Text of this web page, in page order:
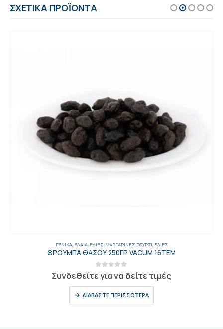
ΣΧΕΤΙΚΆ ΠΡΟΪΌΝΤΑ
ΓΕΝΙΚΑ, ΈΛΑΙΑ-ΕΛΙΈΣ-ΜΑΡΓΑΡΊΝΕΣ-ΤΟΥΡΣΊ, ΕΛΙΈΣ
ΘΡΟΥΜΠΑ ΘΑΣΟΥ 250ΓΡ VACUM 16ΤΕΜ
out of 5
Συνδεθείτε για να δείτε τιμές
ΔΙΑΒΆΣΤΕ ΠΕΡΙΣΣΌΤΕΡΑ